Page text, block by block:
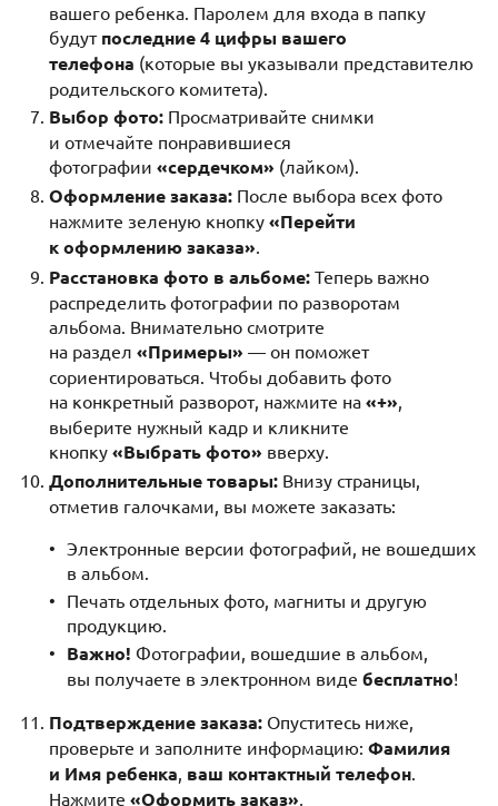
вашего ребенка. Паролем для входа в папку
будут последние 4 цифры вашего
телефона (которые вы указывали представителю
родительского комитета).
Выбор фото: Просматривайте снимки
и отмечайте понравившиеся
фотографии «сердечком» (лайком).
Оформление заказа: После выбора всех фото
нажмите зеленую кнопку «Перейти
к оформлению заказа».
Расстановка фото в альбоме: Теперь важно
распределить фотографии по разворотам
альбома. Внимательно смотрите
на раздел «Примеры» — он поможет
сориентироваться. Чтобы добавить фото
на конкретный разворот, нажмите на «+»
выберите нужный кадр и кликните
кнопку «Выбрать фото» вверху.
Дополнительные товары: Внизу страницы,
отметив галочками, вы можете заказать:
Электронные версии фотографий, не вошедших
в альбом.
Печать отдельных фото, магниты и другую
продукцию.
Важно! Фотографии, вошедшие в альбом,
вы получаете в электронном виде бесплатно!
Подтверждение заказа: Опуститесь ниже,
проверьте и заполните информацию: Фамилия
и Имя ребенка, ваш контактный телефон.
Нажмите «Оформить заказ»,